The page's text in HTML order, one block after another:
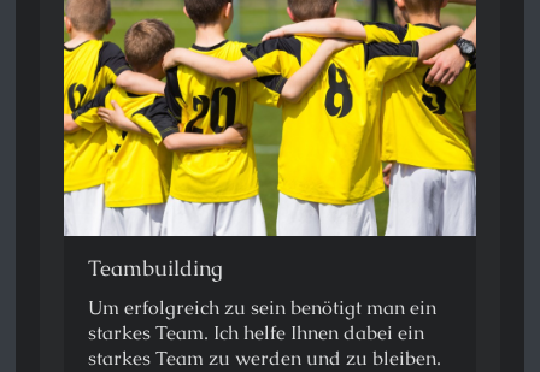
Teambuilding
Um erfolgreich zu sein benötigt man ein
starkes Team. Ich helfe Ihnen dabei ein
starkes Team zu werden und zu bleiben.